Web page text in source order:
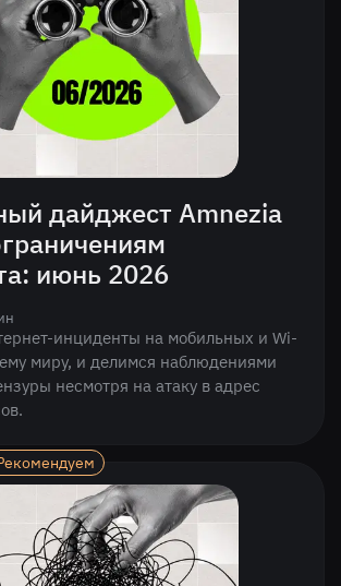
дайджест Amnezia
июнь 2026
инциденты на мобильных и Wi-
миру, и делимся наблюдениями
несмотря на атаку в адрес